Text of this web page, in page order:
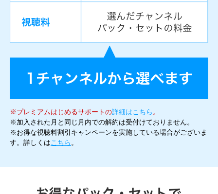
※プレミアムはじめるサポートの詳細はこちら 。
※加入された月と同じ月内での解約は受付けておりません。
※お得な視聴料割引キャンペーンを実施している場合がございま
す。詳しくはこちら 。